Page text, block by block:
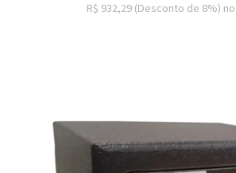
R$ 932,29 (Desconto de 8%) no